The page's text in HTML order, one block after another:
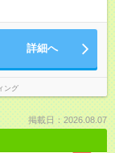
詳細へ
ング
掲載日：2026.08.07